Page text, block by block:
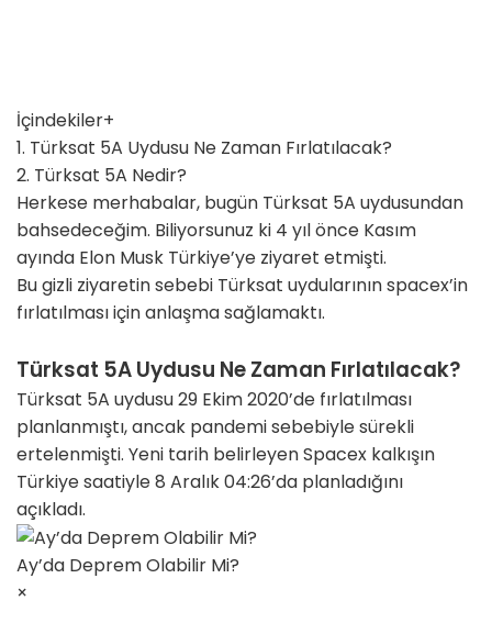
İçindekiler+
1. Türksat 5A Uydusu Ne Zaman Fırlatılacak?
2. Türksat 5A Nedir?
Herkese merhabalar, bugün Türksat 5A uydusundan
bahsedeceğim. Biliyorsunuz ki 4 yıl önce Kasım
ayında Elon Musk Türkiye’ye ziyaret etmişti.
Bu gizli ziyaretin sebebi Türksat uydularının spacex’in
fırlatılması için anlaşma sağlamaktı.
Türksat 5A Uydusu Ne Zaman Fırlatılacak?
Türksat 5A uydusu 29 Ekim 2020’de fırlatılması
planlanmıştı, ancak pandemi sebebiyle sürekli
ertelenmişti. Yeni tarih belirleyen Spacex kalkışın
Türkiye saatiyle 8 Aralık 04:26’da planladığını
açıkladı.
Ay’da Deprem Olabilir Mi?
×